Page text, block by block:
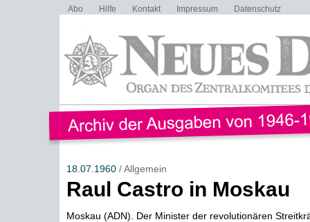
Abo Hilfe Kontakt Impressum Datenschutz
18.07.1960/ Allgemein
Raul Castro in Moskau
Moskau (ADN). Der Minister der revolutionären